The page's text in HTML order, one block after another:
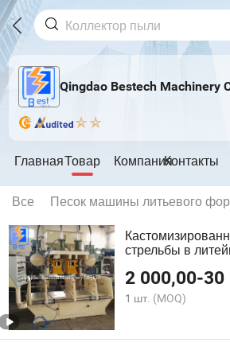
Qingdao Bestech Machinery
ГлавнаяТовар КомпанияКонтакты
Все Песок машины литьевого
стрельбы в
2 000,00-30
1 шт. (MOQ)